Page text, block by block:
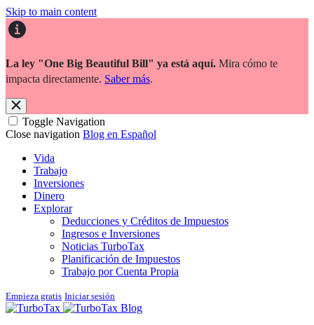
Skip to main content
La ley "One Big Beautiful Bill" ya está aquí. Mira cómo te
impacta directamente. Saber más.
Toggle Navigation
Close navigation Blog en Español
Vida
Trabajo
Inversiones
Dinero
Explorar
Deducciones y Créditos de Impuestos
Ingresos e Inversiones
Noticias TurboTax
Planificación de Impuestos
Trabajo por Cuenta Propia
Empieza gratis Iniciar sesión
Blog